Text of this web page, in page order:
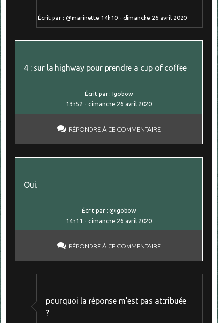
Écrit par : @marinette 14h10- dimanche 26 avril 2020
4 : sur la highway pour prendre a cup of coffee
Écrit par : Igobow
13h52 -dimanche 26 avril 2020
RÉPONDRE À CE COMMENTAIRE
Oui.
Écrit par : @Igobow
14h11 -dimanche 26 avril 2020
RÉPONDRE À CE COMMENTAIRE
pourquoi la réponse m’est pas attribuée
?